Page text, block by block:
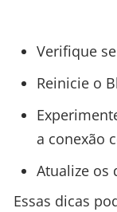
Verifique
Reinicie o
a conexão
Atualize os
Essas dicas